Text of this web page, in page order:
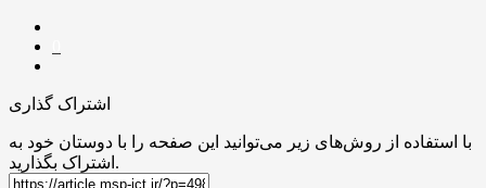
اشتراک گذاری
با استفاده از روش‌های زیر می‌توانید این صفحه را با دوستان خود به
اشتراک بگذارید.